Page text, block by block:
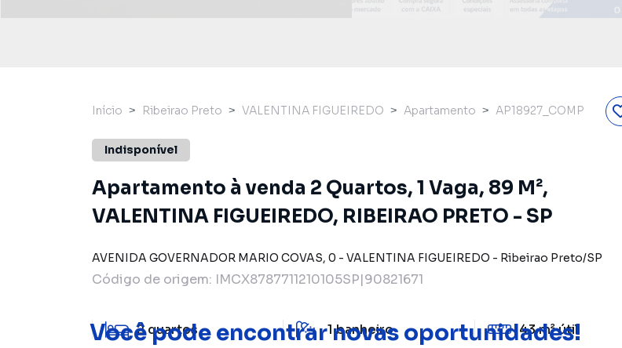
Você pode encontrar novas oportunidades!
Início Ribeirao Preto VALENTINA FIGUEIREDO Apartamento AP18927_COMP
Indisponível
Apartamento à venda 2 Quartos, 1 Vaga, 89 M²,
VALENTINA FIGUEIREDO, RIBEIRAO PRETO - SP
AVENIDA GOVERNADOR MARIO COVAS, 0 - VALENTINA FIGUEIREDO - Ribeirao Preto/SP
Código de origem: IMCX8787711210105SP|90821671
2 quartos 1 banheiro 43 m²útil